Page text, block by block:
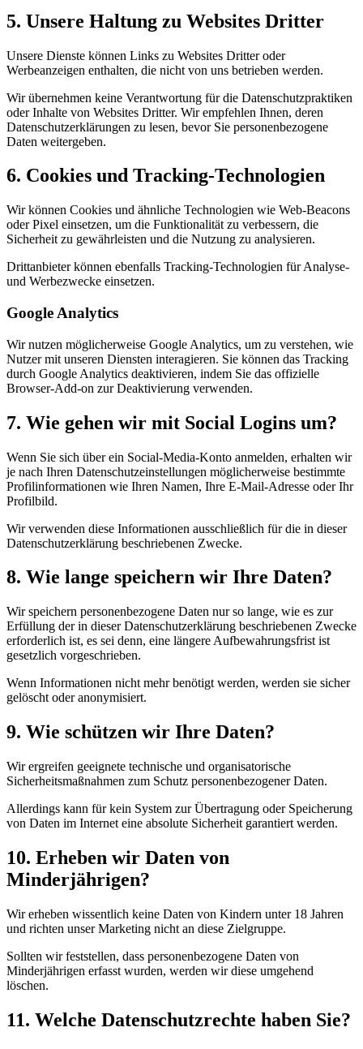
5. Unsere Haltung zu Websites Dritter
Unsere Dienste können Links zu Websites Dritter oder
Werbeanzeigen enthalten, die nicht von uns betrieben werden.
Wir übernehmen keine Verantwortung für die Datenschutzpraktiken
oder Inhalte von Websites Dritter. Wir empfehlen Ihnen, deren
Datenschutzerklärungen zu lesen, bevor Sie personenbezogene
Daten weitergeben.
6. Cookies und Tracking-Technologien
Wir können Cookies und ähnliche Technologien wie Web-Beacons
oder Pixel einsetzen, um die Funktionalität zu verbessern, die
Sicherheit zu gewährleisten und die Nutzung zu analysieren.
Drittanbieter können ebenfalls Tracking-Technologien für Analyse-
und Werbezwecke einsetzen.
Google Analytics
Wir nutzen möglicherweise Google Analytics, um zu verstehen, wie
Nutzer mit unseren Diensten interagieren. Sie können das Tracking
durch Google Analytics deaktivieren, indem Sie das offizielle
Browser-Add-on zur Deaktivierung verwenden.
7. Wie gehen wir mit Social Logins um?
Wenn Sie sich über ein Social-Media-Konto anmelden, erhalten wir
je nach Ihren Datenschutzeinstellungen möglicherweise bestimmte
Profilinformationen wie Ihren Namen, Ihre E-Mail-Adresse oder Ihr
Profilbild.
Wir verwenden diese Informationen ausschließlich für die in dieser
Datenschutzerklärung beschriebenen Zwecke.
8. Wie lange speichern wir Ihre Daten?
Wir speichern personenbezogene Daten nur so lange, wie es zur
Erfüllung der in dieser Datenschutzerklärung beschriebenen Zwecke
erforderlich ist, es sei denn, eine längere Aufbewahrungsfrist ist
gesetzlich vorgeschrieben.
Wenn Informationen nicht mehr benötigt werden, werden sie sicher
gelöscht oder anonymisiert.
9. Wie schützen wir Ihre Daten?
Wir ergreifen geeignete technische und organisatorische
Sicherheitsmaßnahmen zum Schutz personenbezogener Daten.
Allerdings kann für kein System zur Übertragung oder Speicherung
von Daten im Internet eine absolute Sicherheit garantiert werden.
10. Erheben wir Daten von
Minderjährigen?
Wir erheben wissentlich keine Daten von Kindern unter 18 Jahren
und richten unser Marketing nicht an diese Zielgruppe.
Sollten wir feststellen, dass personenbezogene Daten von
Minderjährigen erfasst wurden, werden wir diese umgehend
löschen.
11. Welche Datenschutzrechte haben Sie?